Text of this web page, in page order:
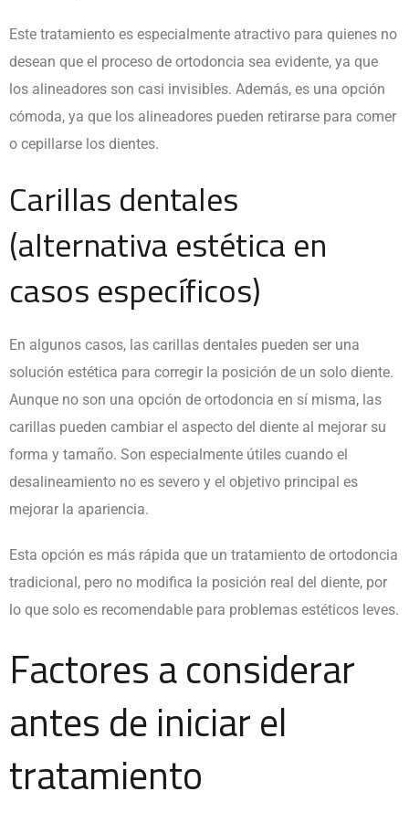
Este tratamiento es especialmente atractivo para quienes no
desean que el proceso de ortodoncia sea evidente, ya que
los alineadores son casi invisibles. Además, es una opción
cómoda, ya que los alineadores pueden retirarse para comer
o cepillarse los dientes.
Carillas dentales
(alternativa estética en
casos específicos)
En algunos casos, las carillas dentales pueden ser una
solución estética para corregir la posición de un solo diente.
Aunque no son una opción de ortodoncia en sí misma, las
carillas pueden cambiar el aspecto del diente al mejorar su
forma y tamaño. Son especialmente útiles cuando el
desalineamiento no es severo y el objetivo principal es
mejorar la apariencia.
Esta opción es más rápida que un tratamiento de ortodoncia
tradicional, pero no modifica la posición real del diente, por
lo que solo es recomendable para problemas estéticos leves.
Factores a considerar
antes de iniciar el
tratamiento